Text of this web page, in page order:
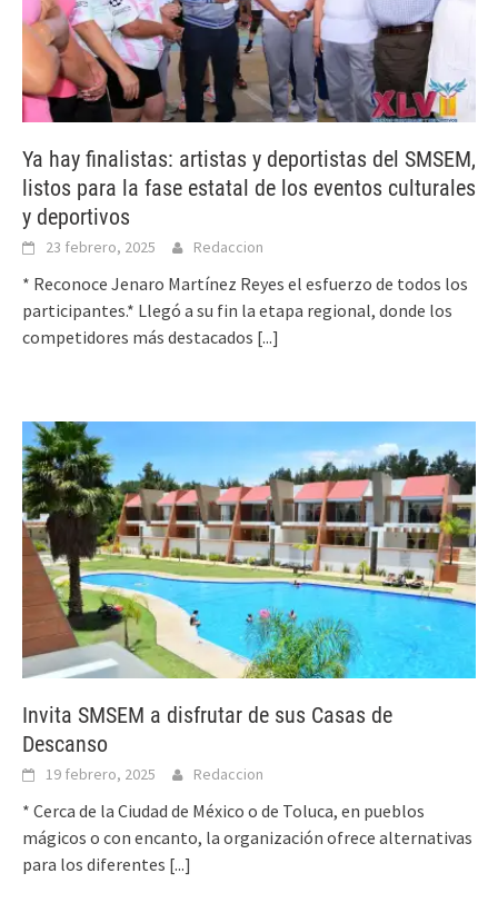
Ya hay finalistas: artistas y deportistas del SMSEM,
listos para la fase estatal de los eventos culturales
y deportivos
23 febrero, 2025 Redaccion
* Reconoce Jenaro Martínez Reyes el esfuerzo de todos los
participantes.* Llegó a su fin la etapa regional, donde los
competidores más destacados [...]
Invita SMSEM a disfrutar de sus Casas de
Descanso
19 febrero, 2025 Redaccion
* Cerca de la Ciudad de México o de Toluca, en pueblos
mágicos o con encanto, la organización ofrece alternativas
para los diferentes [...]